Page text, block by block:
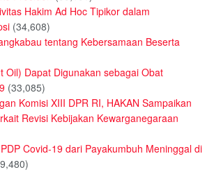
Hakim Ad Hoc Tipikor dalam
(34,608)
tentang Kebersamaan Beserta
Oil) Dapat Digunakan sebagai Obat
(33,085)
Komisi XIII DPR RI, HAKAN Sampaikan
Revisi Kebijakan Kewarganegaraan
Covid-19 dari Payakumbuh Meninggal di